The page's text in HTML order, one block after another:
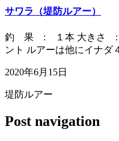
サワラ（堤防ルアー）
釣 果 : １本 大きさ :
ント ルアーは他にイナダ
2020年6月15日
堤防ルアー
Post navigation